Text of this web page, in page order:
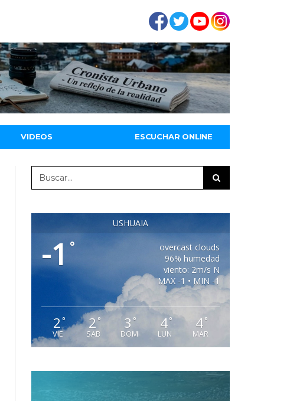
VIDEOS ESCUCHAR ONLINE
USHUAIA
-1°
overcast clouds
96% humedad
viento: 2m/s N
MAX -1 • MIN -1
2°
VIE
2 °
SAB
3 °
DOM
4°
LUN
4°
MAR